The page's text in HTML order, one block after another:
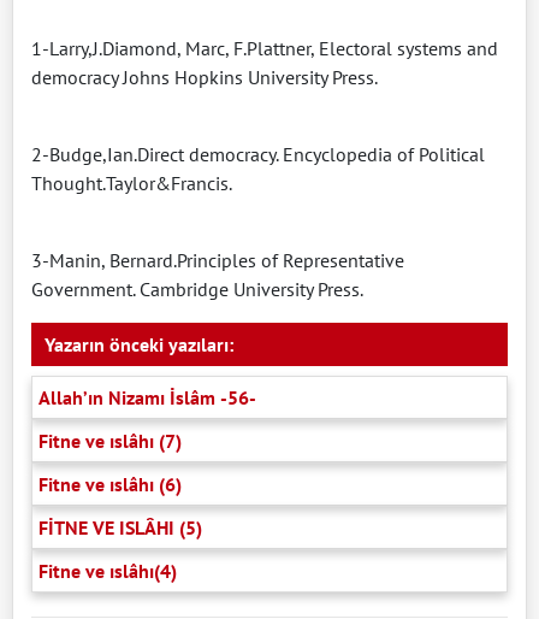
1-Larry,J.Diamond, Marc, F.Plattner, Electoral systems and
democracy Johns Hopkins University Press.
2-Budge,Ian.Direct democracy. Encyclopedia of Political
Thought.Taylor&Francis.
3-Manin, Bernard.Principles of Representative
Government. Cambridge University Press.
Yazarın önceki yazıları:
Allah’ın Nizamı İslâm -56-
Fitne ve ıslâhı (7)
Fitne ve ıslâhı (6)
FİTNE VE ISLÂHI (5)
Fitne ve ıslâhı(4)